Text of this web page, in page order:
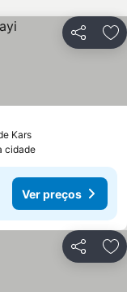
Partilhar
Kars
cidade
Ver preços
Partilhar